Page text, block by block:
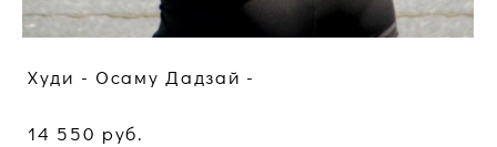
Худи - Осаму Дадзай -
14 550 pуб.